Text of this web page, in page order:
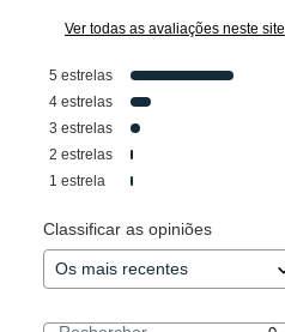
Ver todas as avaliações neste site
5 estrelas
4 estrelas
3 estrelas
2 estrelas
1 estrela
Classificar as opiniões